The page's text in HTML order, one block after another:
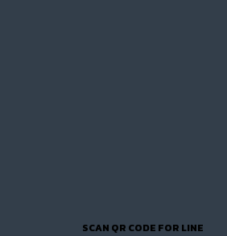
SCAN QR CODE FOR LINE